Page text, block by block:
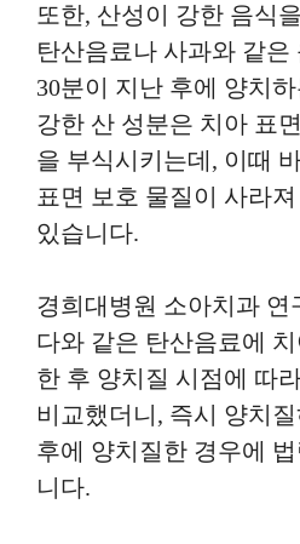
또한, 산성이 강한 음식
탄산음료나 사과와 같은
30분이 지난 후에 양치
강한 산 성분은 치아 표
을 부식시키는데, 이때
표면 보호 물질이 사라
있습니다.
경희대병원 소아치과 연
다와 같은 탄산음료에
한 후 양치질 시점에 따
비교했더니, 즉시 양치
후에 양치질한 경우에
니다.